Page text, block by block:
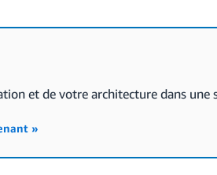
et de votre architecture dans une
»